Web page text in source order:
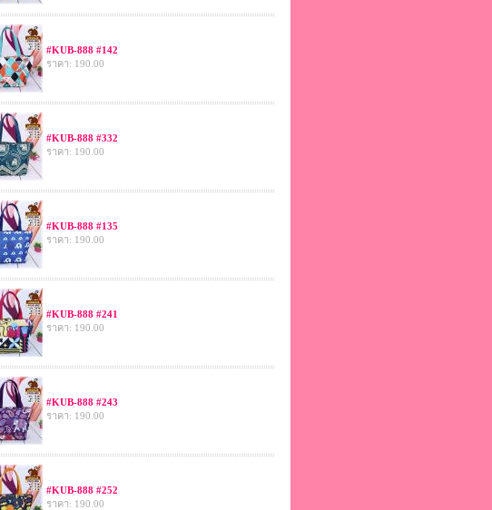
#KUB-888 #142
ราคา: 190.00
#KUB-888 #332
ราคา: 190.00
#KUB-888 #135
ราคา: 190.00
#KUB-888 #241
ราคา: 190.00
#KUB-888 #243
ราคา: 190.00
#KUB-888 #252
ราคา: 190.00